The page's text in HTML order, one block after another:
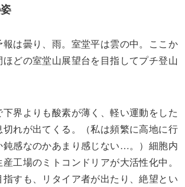
報は曇り、雨。室堂平は雲の中。ここか
ほどの室堂山展望台を目指してプチ登山
界よりも酸素が薄く、軽い運動をした
切れが出てくる。（私は頻繁に高地に行
鈍感なのかあまり感じない…。）細胞内
工場のミトコンドリアが大活性化中。
すも、リタイア者が出たり、絶望とい